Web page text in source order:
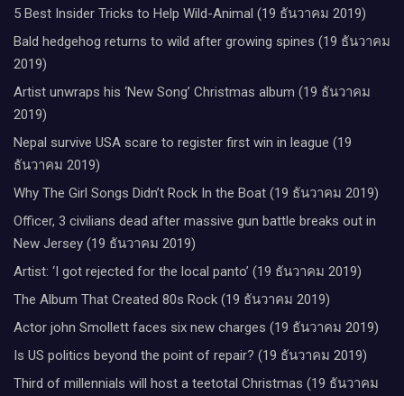
5 Best Insider Tricks to Help Wild-Animal (19 ธันวาคม 2019)
Bald hedgehog returns to wild after growing spines (19 ธันวาคม
2019)
Artist unwraps his ‘New Song’ Christmas album (19 ธันวาคม
2019)
Nepal survive USA scare to register first win in league (19
ธันวาคม 2019)
Why The Girl Songs Didn’t Rock In the Boat (19 ธันวาคม 2019)
Officer, 3 civilians dead after massive gun battle breaks out in
New Jersey (19 ธันวาคม 2019)
Artist: ‘I got rejected for the local panto’ (19 ธันวาคม 2019)
The Album That Created 80s Rock (19 ธันวาคม 2019)
Actor john Smollett faces six new charges (19 ธันวาคม 2019)
Is US politics beyond the point of repair? (19 ธันวาคม 2019)
Third of millennials will host a teetotal Christmas (19 ธันวาคม